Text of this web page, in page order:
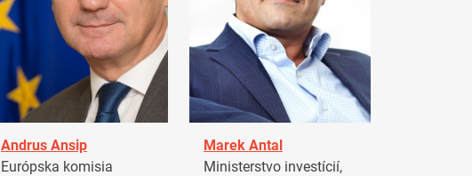
Andrus Ansip
Európska komisia
Marek Antal
Ministerstvo investícií,